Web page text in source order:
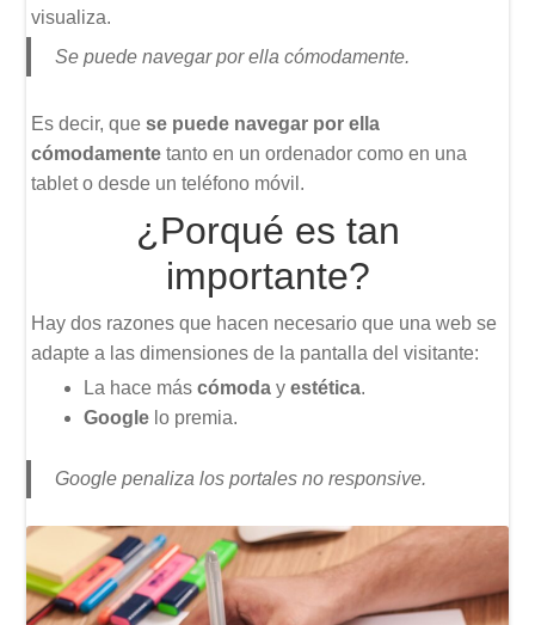
visualiza.
Se puede navegar por ella cómodamente.
Es decir, quese puede navegar por ella
cómodamente tanto en un ordenador como en una
tablet o desde un teléfono móvil.
¿Porqué es tan
importante?
Hay dos razones que hacen necesario que una web se
adapte a las dimensiones de la pantalla del visitante:
La hace máscómoda yestética.
Google lo premia.
Google penaliza los portales no responsive.